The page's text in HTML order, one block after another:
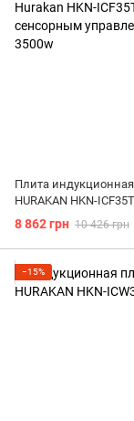
Плита индукционная
HURAKAN HKN-ICF35T
8 862 грн 10 426 грн
−15%